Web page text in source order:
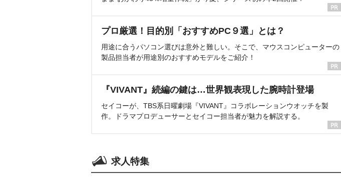
プロ厳選！目的別「おすすめPC９選」とは？
用途に合うパソコン選びは意外と難しい。そこで、マウスコンピューターの
製品担当者が用途別のおすすめモデルをご紹介！
『VIVANT』続編の鍵は…世界観表現した腕時計登場
セイコーが、TBS系日曜劇場『VIVANT』コラボレーションウオッチを製
作。ドラマプロデューサーとセイコー担当者が魅力を解説する。
求人特集